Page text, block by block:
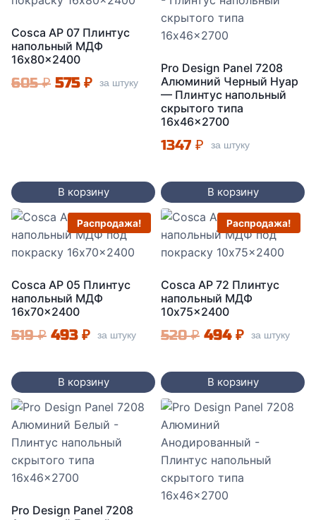
Cosca AP 07 Плинтус
напольный МДФ
16x80x2400
605₽ Первоначальная
575 ₽Текущая
за штуку
В корзину
Pro Design Panel 7208
Алюминий Черный Нуар
— Плинтус напольный
скрытого типа
16x46x2700
1347 ₽ за штуку
В корзину
Распродажа!
Cosca AP 05 Плинтус
напольный МДФ
16x70x2400
519₽ Первоначальная
составляла
519 ₽.
493 ₽Текущая
493 ₽.
за штуку
В корзину
Распродажа!
Cosca AP 72 Плинтус
напольный МДФ
10x75x2400
520₽ Первоначальная
составляла
520 ₽.
494 ₽Текущая
494 ₽.
за штуку
В корзину
Pro Design Panel 7208